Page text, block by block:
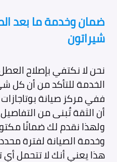
ضمان وخدمة ما بعد
شيراتون
نحن لا نكتفي بإصلاح
الخدمة للتأكد من أن
ففي مركز صيانة
أن الثقة تُبنى من
ولهذا نقدم لك ضمانًا
وخدمة الصيانة لفترة
هذا يعني أنك لا تتحمل